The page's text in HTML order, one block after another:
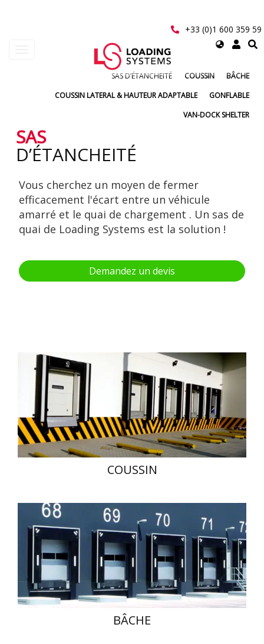
+33 (0)1 600 359 59
Select
menu
SAS D’ÉTANCHEITÉ COUSSIN
BÂCHE
COUSSIN LATERAL & HAUTEUR ADAPTABLE
GONFLABLE
VAN-DOCK SHELTER
SAS
D’ÉTANCHEITÉ
Vous cherchez un moyen de fermer
efficacement l'écart entre un véhicule
amarré et le quai de chargement . Un sas de
quai de Loading Systems est la solution !
Demandez un devis
COUSSIN
BÂCHE